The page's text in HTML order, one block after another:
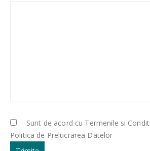
Sunt de acord cu Termenile si
Politica de Prelucrarea Datelor